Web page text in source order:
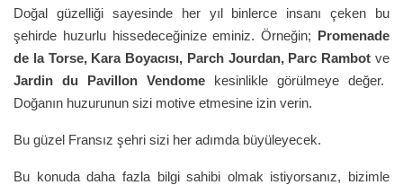
Doğal güzelliği sayesinde her yıl binlerce insanı çeken bu
şehirde huzurlu hissedeceğinize eminiz. Örneğin; Promenade
de la Torse, Kara Boyacısı, Parch Jourdan, Parc Rambot ve
Jardin du Pavillon Vendome kesinlikle görülmeye değer.
Doğanın huzurunun sizi motive etmesine izin verin.
Bu güzel Fransız şehri sizi her adımda büyüleyecek.
Bu konuda daha fazla bilgi sahibi olmak istiyorsanız, bizimle